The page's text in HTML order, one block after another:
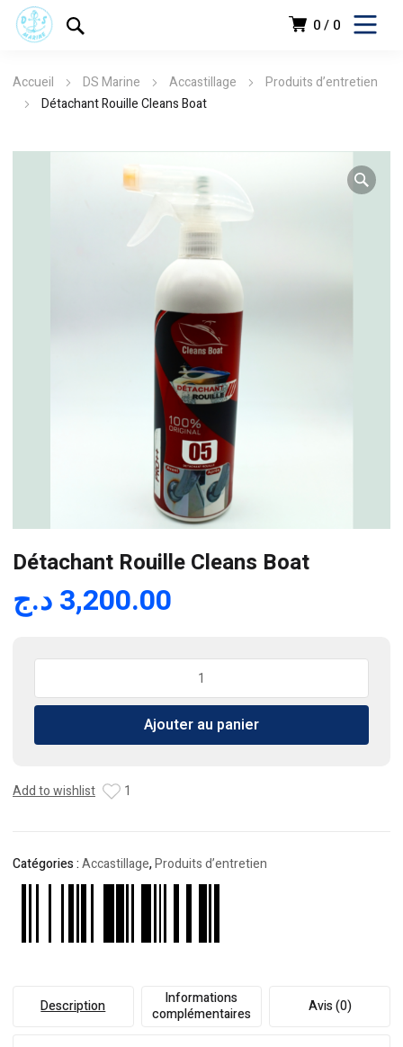
0 0
Accueil DS Marine Accastillage
Produits d’entretien
Détachant Rouille Cleans Boat
Détachant Rouille Cleans Boat
3,200.00د.ج
Détachant
Cleans
Ajouter au panier
Add to wishlist 1
Catégories :Accastillage,Produits d’entretien
Description
Informations
complémentaires
Avis (0)